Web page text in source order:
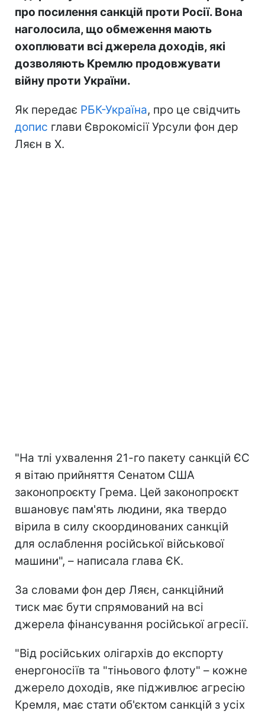
про посилення санкцій проти Росії. Вона
наголосила, що обмеження мають
охоплювати всі джерела доходів, які
дозволяють Кремлю продовжувати
війну проти України.
Як передає РБК-Україна, про це свідчить
допис глави Єврокомісії Урсули фон дер
Ляєн в Х.
"На тлі ухвалення 21-го пакету санкцій ЄС
я вітаю прийняття Сенатом США
законопроєкту Грема. Цей законопроєкт
вшановує пам'ять людини, яка твердо
вірила в силу скоординованих санкцій
для ослаблення російської військової
машини", – написала глава ЄК.
За словами фон дер Ляєн, санкційний
тиск має бути спрямований на всі
джерела фінансування російської агресії.
"Від російських олігархів до експорту
енергоносіїв та "тіньового флоту" – кожне
джерело доходів, яке підживлює агресію
Кремля, має стати об'єктом санкцій з усіх